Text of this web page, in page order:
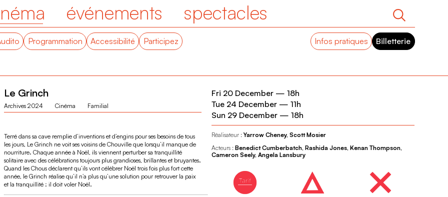
événements spectacles
Programmation Accessibilité Participez Infos pratiques Billetterie
Le Grinch
Archives 2024 Cinéma Familial
Terré dans sa cave remplie d’inventions et d’engins pour ses besoins de tous
les jours, Le Grinch ne voit ses voisins de Chouville que lorsqu’il manque de
nourriture. Chaque année à Noël, ils viennent perturber sa tranquillité
solitaire avec des célébrations toujours plus grandioses, brillantes et bruyantes.
Quand les Chous déclarent qu’ils vont célébrer Noël trois fois plus fort cette
année, le Grinch réalise qu’il n’a plus qu’une solution pour retrouver la paix
et la tranquillité : il doit voler Noël.
Fri 20 December— 18h
Tue 24 December— 11h
Sun 29 December— 18h
Réalisateur : Yarrow Cheney, Scott Mosier
Acteurs : Benedict Cumberbatch, Rashida Jones, Kenan Thompson,
Cameron Seely, Angela Lansbury